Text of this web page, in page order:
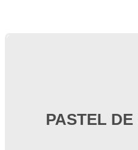
PASTEL